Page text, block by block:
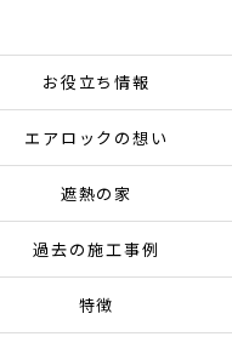
お役立ち情報
エアロックの想い
遮熱の家
過去の施工事例
特徴